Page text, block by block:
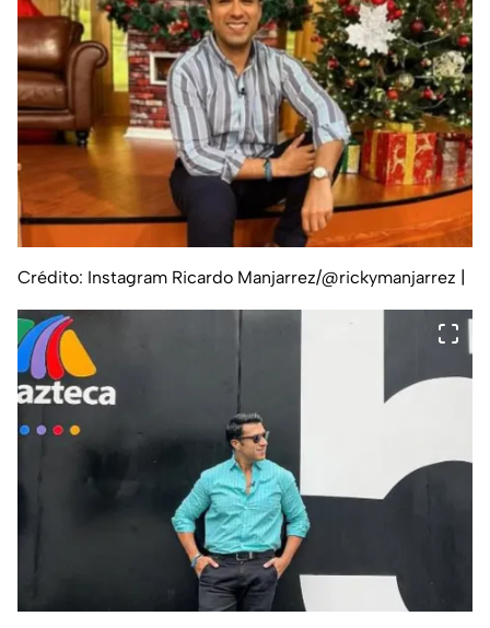
Crédito: Instagram Ricardo Manjarrez/@rickymanjarrez |